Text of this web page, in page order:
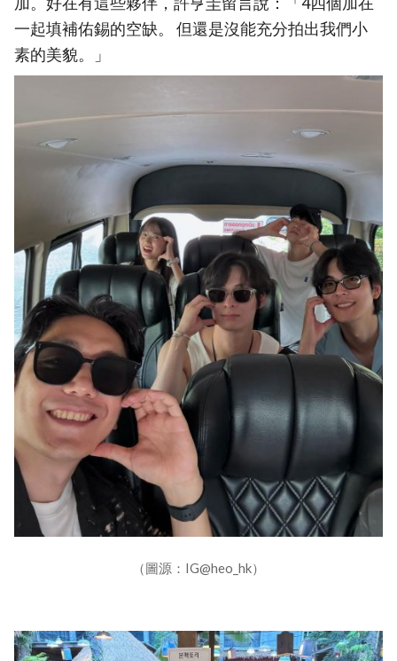
一起填補佑錫的空缺。 但還是沒能充分拍出我們小
素的美貌。」
（圖源：IG@heo_hk）